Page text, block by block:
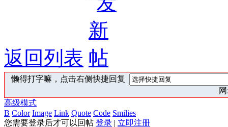
返回列表
懒得打字嘛，点击右侧快捷回复
高级模式
B Color Image Link Quote Code Smilies
您需要登录后才可以回帖 登录 | 立即注册